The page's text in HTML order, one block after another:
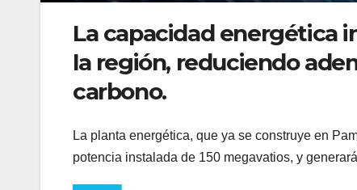
La capacidad energética
la región, reduciendo
carbono.
La planta energética, que ya se construye en
potencia instalada de 150 megavatios, y